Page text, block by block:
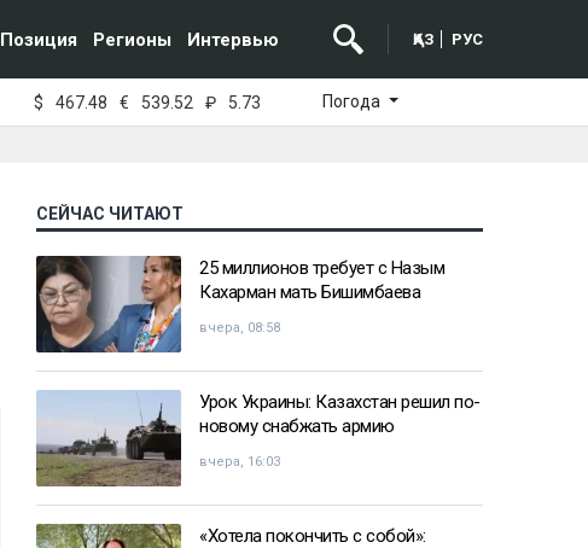
Позиция Регионы Интервью ҚАЗ РУС
$ 467.48 € 539.52 ₽ 5.73 Погода
СЕЙЧАС ЧИТАЮТ
25 миллионов требует с Назым
Кахарман мать Бишимбаева
вчера, 08:58
Урок Украины: Казахстан решил по-
новому снабжать армию
вчера, 16:03
«Хотела покончить с собой»: